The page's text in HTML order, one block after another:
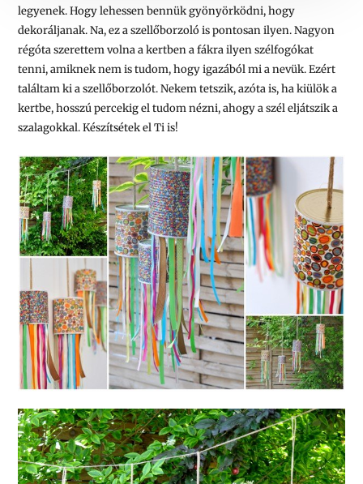
legyenek. Hogy lehessen bennük gyönyörködni, hogy
dekoráljanak. Na, ez a szellőborzoló is pontosan ilyen. Nagyon
régóta szerettem volna a kertben a fákra ilyen szélfogókat
tenni, amiknek nem is tudom, hogy igazából mi a nevük. Ezért
találtam ki a szellőborzolót. Nekem tetszik, azóta is, ha kiülök a
kertbe, hosszú percekig el tudom nézni, ahogy a szél eljátszik a
szalagokkal. Készítsétek el Ti is!